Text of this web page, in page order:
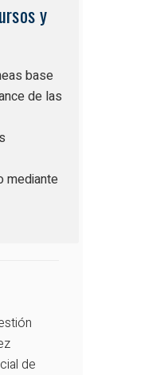
y
base
de las
mediante
de